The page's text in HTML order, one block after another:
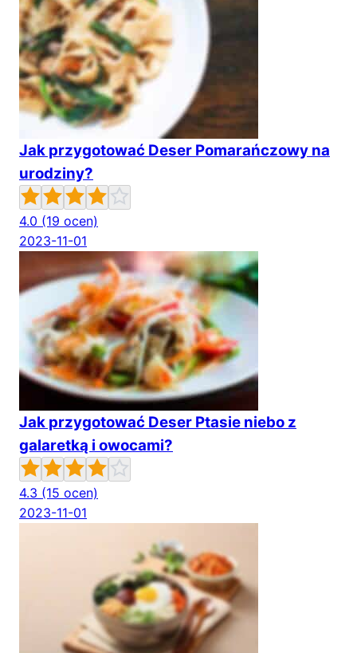
Jak przygotować Deser Pomarańczowy na
urodziny?
4.0 (19 ocen)
2023-11-01
Jak przygotować Deser Ptasie niebo z
galaretką i owocami?
4.3 (15 ocen)
2023-11-01